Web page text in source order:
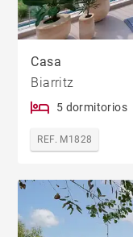
Casa
Biarritz
5 dormitorios
REF. M1828